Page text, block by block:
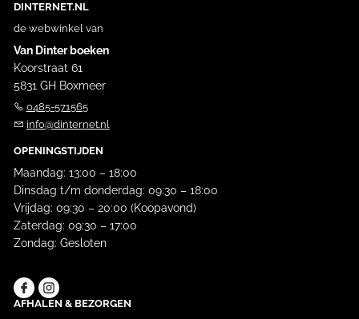
DINTERNET.NL
de webwinkel van
Van Dinter boeken
Koorstraat 61
5831 GH Boxmeer
0485-571565
info@dinternet.nl
OPENINGSTIJDEN
Maandag: 13:00 – 18:00
Dinsdag t/m donderdag: 09:30 – 18:00
Vrijdag: 09:30 – 20:00 (Koopavond)
Zaterdag: 09:30 – 17:00
Zondag: Gesloten
AFHALEN & BEZORGEN